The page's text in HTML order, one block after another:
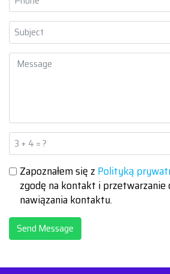
Zapoznałem się z Polityką
zgodę na kontakt i przetwarzanie
nawiązania kontaktu.
Send Message